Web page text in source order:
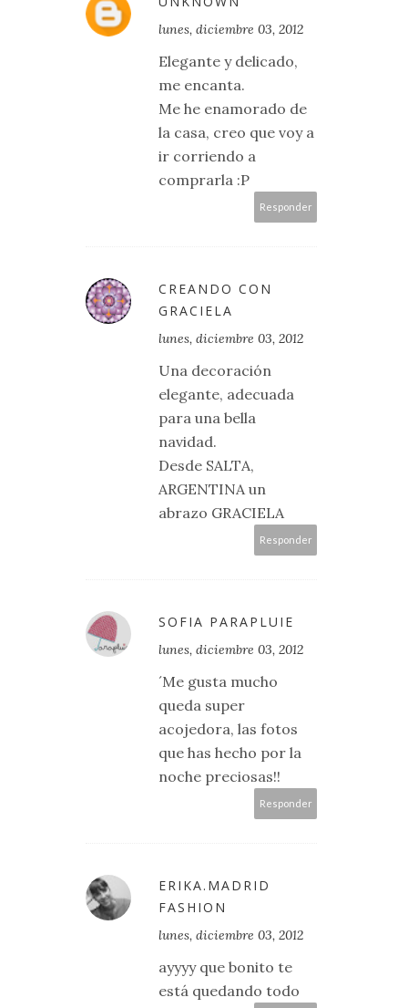
lunes, diciembre 03, 2012
Elegante y delicado,
me encanta.
Me he enamorado de
la casa, creo que voy a
ir corriendo a
comprarla :P
Responder
CREANDO CON
GRACIELA
lunes, diciembre 03, 2012
Una decoración
elegante, adecuada
para una bella
navidad.
Desde SALTA,
ARGENTINA un
abrazo GRACIELA
Responder
SOFIA PARAPLUIE
lunes, diciembre 03, 2012
´Me gusta mucho
queda super
acojedora, las fotos
que has hecho por la
noche preciosas!!
Responder
ERIKA.MADRID
FASHION
lunes, diciembre 03, 2012
ayyyy que bonito te
está quedando todo